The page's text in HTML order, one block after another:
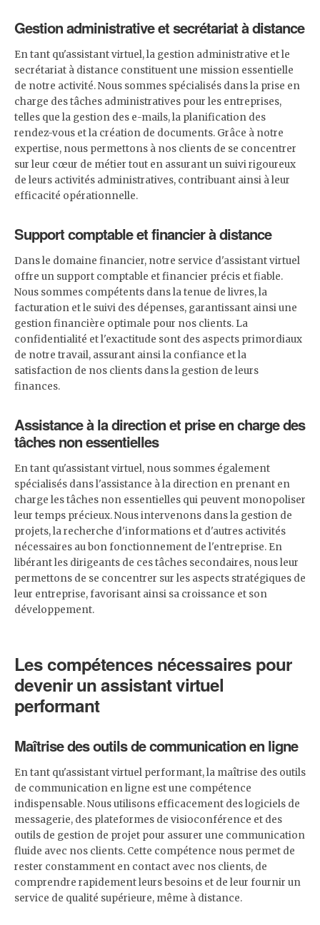
Gestion administrative et secrétariat à distance
En tant qu'assistant virtuel, la gestion administrative et le
secrétariat à distance constituent une mission essentielle
de notre activité. Nous sommes spécialisés dans la prise en
charge des tâches administratives pour les entreprises,
telles que la gestion des e-mails, la planification des
rendez-vous et la création de documents. Grâce à notre
expertise, nous permettons à nos clients de se concentrer
sur leur cœur de métier tout en assurant un suivi rigoureux
de leurs activités administratives, contribuant ainsi à leur
efficacité opérationnelle.
Support comptable et financier à distance
Dans le domaine financier, notre service d'assistant virtuel
offre un support comptable et financier précis et fiable.
Nous sommes compétents dans la tenue de livres, la
facturation et le suivi des dépenses, garantissant ainsi une
gestion financière optimale pour nos clients. La
confidentialité et l'exactitude sont des aspects primordiaux
de notre travail, assurant ainsi la confiance et la
satisfaction de nos clients dans la gestion de leurs
finances.
Assistance à la direction et prise en charge des
tâches non essentielles
En tant qu'assistant virtuel, nous sommes également
spécialisés dans l'assistance à la direction en prenant en
charge les tâches non essentielles qui peuvent monopoliser
leur temps précieux. Nous intervenons dans la gestion de
projets, la recherche d'informations et d'autres activités
nécessaires au bon fonctionnement de l'entreprise. En
libérant les dirigeants de ces tâches secondaires, nous leur
permettons de se concentrer sur les aspects stratégiques de
leur entreprise, favorisant ainsi sa croissance et son
développement.
Les compétences nécessaires pour
devenir un assistant virtuel
performant
Maîtrise des outils de communication en ligne
En tant qu'assistant virtuel performant, la maîtrise des outils
de communication en ligne est une compétence
indispensable. Nous utilisons efficacement des logiciels de
messagerie, des plateformes de visioconférence et des
outils de gestion de projet pour assurer une communication
fluide avec nos clients. Cette compétence nous permet de
rester constamment en contact avec nos clients, de
comprendre rapidement leurs besoins et de leur fournir un
service de qualité supérieure, même à distance.